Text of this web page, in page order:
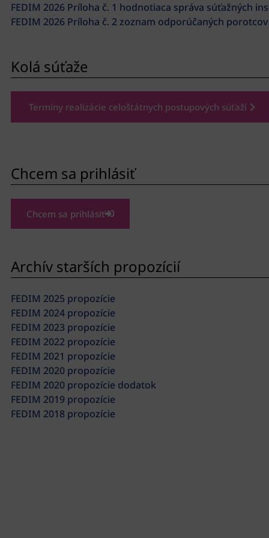
FEDIM 2026 Príloha č. 1 hodnotiaca správa súťažných
FEDIM 2026 Príloha č. 2 zoznam odporúčaných porotcov
Kolá súťaže
Termíny realizácie celoštátnych postupových súťaží
Chcem sa prihlásiť
Chcem sa prihlásiť
Archív starších propozícií
FEDIM 2025 propozície
FEDIM 2024 propozície
FEDIM 2023 propozície
FEDIM 2022 propozície
FEDIM 2021 propozície
FEDIM 2020 propozície
FEDIM 2020 propozície dodatok
FEDIM 2019 propozície
FEDIM 2018 propozície